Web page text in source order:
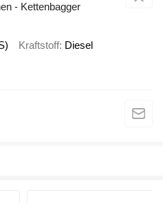
- Kettenbagger
Kraftstoff Diesel